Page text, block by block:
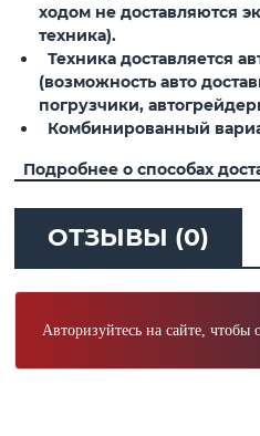
ходом не доставляются
техника).
Техника доставляется
(возможность авто
погрузчики,
Комбинированный
Подробнее о способах
ОТЗЫВЫ (0)
Авторизуйтесь на сайте, чтобы